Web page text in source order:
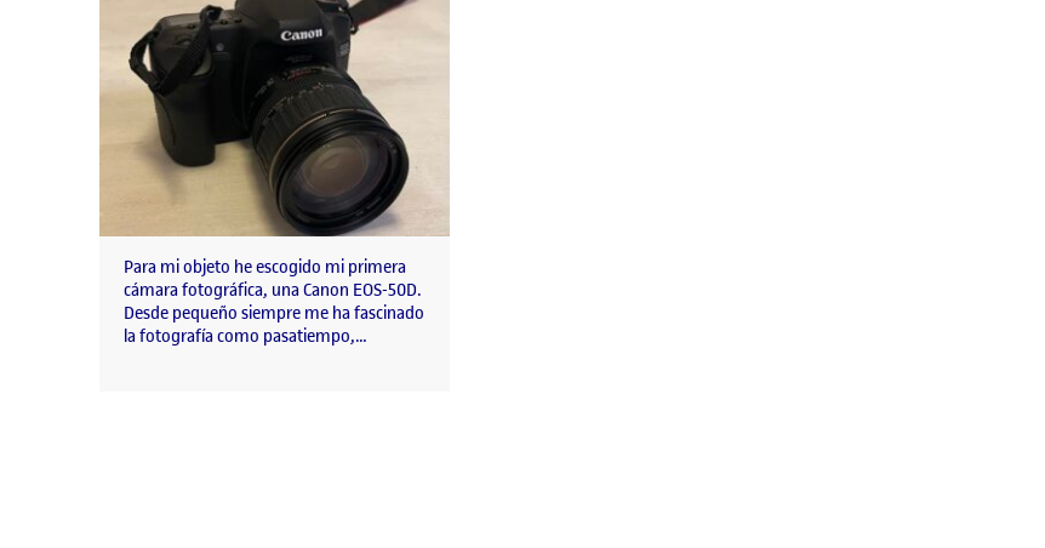
Para mi objeto he escogido mi primera
cámara fotográfica, una Canon EOS-50D.
Desde pequeño siempre me ha fascinado
la fotografía como pasatiempo,…